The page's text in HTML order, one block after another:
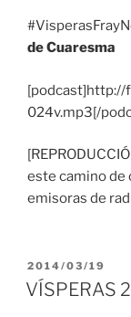
de Cuaresma
[podcast]http://
024v.mp3[/
este camino de
emisoras de
PUBLICADO
EL
2014/03/19
VÍSPERAS